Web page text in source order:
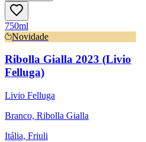
750ml
Novidade
Ribolla Gialla 2023 (Livio
Felluga)
Livio Felluga
Branco, Ribolla Gialla
Itália, Friuli